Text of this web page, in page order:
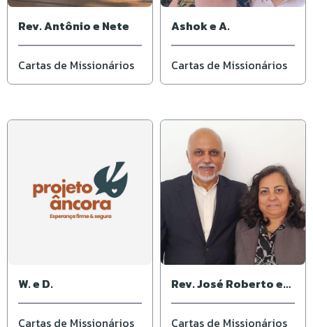
Rev. Antônio e Nete
Cartas de Missionários
Ashok e A.
Cartas de Missionários
W. e D.
Cartas de Missionários
Rev. José Roberto e
Ivone
Cartas de Missionários